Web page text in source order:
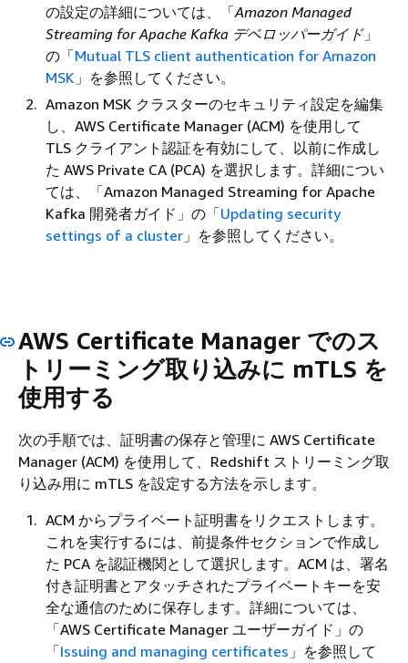
の設定の詳細については、「Amazon Managed
Streaming for Apache Kafka デベロッパーガイド」
の「Mutual TLS client authentication for Amazon
MSK 」を参照してください。
Amazon MSK クラスターのセキュリティ設定を編集
し、AWS Certificate Manager (ACM) を使用して
TLS クライアント認証を有効にして、以前に作成し
た AWS Private CA (PCA) を選択します。詳細につい
ては、「Amazon Managed Streaming for Apache
Kafka 開発者ガイド」の「Updating security
settings of a cluster 」を参照してください。
AWS Certificate Manager でのス
トリーミング取り込みに mTLS を
使用する
次の手順では、証明書の保存と管理に AWS Certificate
Manager (ACM) を使用して、Redshift ストリーミング取
り込み用に mTLS を設定する方法を示します。
ACM からプライベート証明書をリクエストします。
これを実行するには、前提条件セクションで作成し
た PCA を認証機関として選択します。ACM は、署名
付き証明書とアタッチされたプライベートキーを安
全な通信のために保存します。詳細については、
「AWS Certificate Manager ユーザーガイド」の
「Issuing and managing certificates 」を参照して